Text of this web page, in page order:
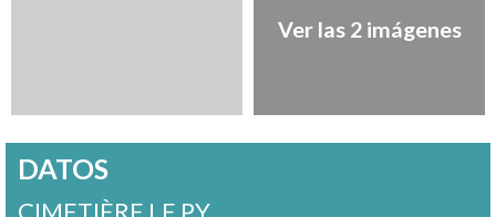
Ver las 2 imágenes
DATOS